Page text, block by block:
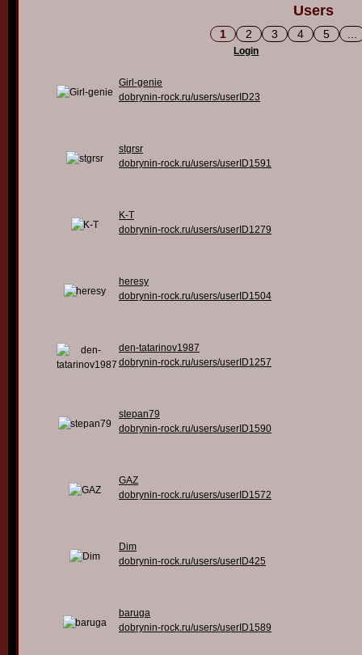
Users
1 2 3 4 5
Login
Girl-genie
dobrynin-rock.ru/users/userID23
stgrsr
dobrynin-rock.ru/users/userID1591
K-T
dobrynin-rock.ru/users/userID1279
heresy
dobrynin-rock.ru/users/userID1504
den-tatarinov1987
dobrynin-rock.ru/users/userID1257
stepan79
dobrynin-rock.ru/users/userID1590
GAZ
dobrynin-rock.ru/users/userID1572
Dim
dobrynin-rock.ru/users/userID425
baruga
dobrynin-rock.ru/users/userID1589